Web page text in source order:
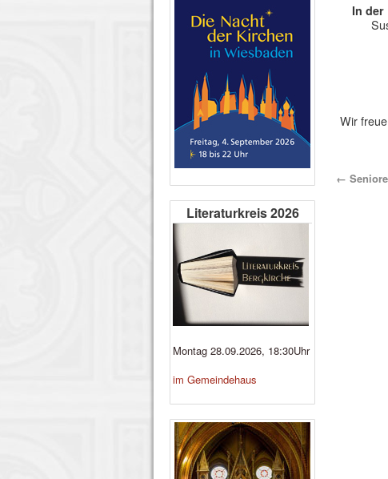
In der
Wir
←
Literaturkreis 2026
Montag 28.09.2026, 18:30Uhr
im Gemeindehaus